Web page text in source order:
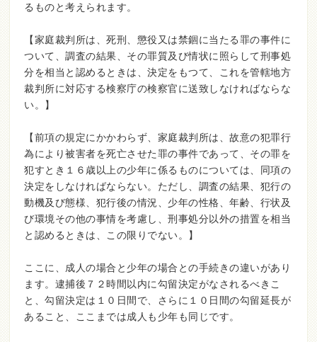
るものと考えられます。
【家庭裁判所は、死刑、懲役又は禁錮に当たる罪の事件に
ついて、調査の結果、その罪質及び情状に照らして刑事処
分を相当と認めるときは、決定をもつて、これを管轄地方
裁判所に対応する検察庁の検察官に送致しなければならな
い。】
【前項の規定にかかわらず、家庭裁判所は、故意の犯罪行
為により被害者を死亡させた罪の事件であって、その罪を
犯すとき１６歳以上の少年に係るものについては、同項の
決定をしなければならない。ただし、調査の結果、犯行の
動機及び態様、犯行後の情況、少年の性格、年齢、行状及
び環境その他の事情を考慮し、刑事処分以外の措置を相当
と認めるときは、この限りでない。】
ここに、成人の場合と少年の場合との手続きの違いがあり
ます。逮捕後７２時間以内に勾留決定がなされるべきこ
と、勾留決定は１０日間で、さらに１０日間の勾留延長が
あること、ここまでは成人も少年も同じです。